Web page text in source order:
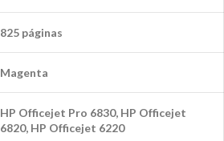
825 páginas
Magenta
HP Officejet Pro 6830, HP Officejet
6820, HP Officejet 6220